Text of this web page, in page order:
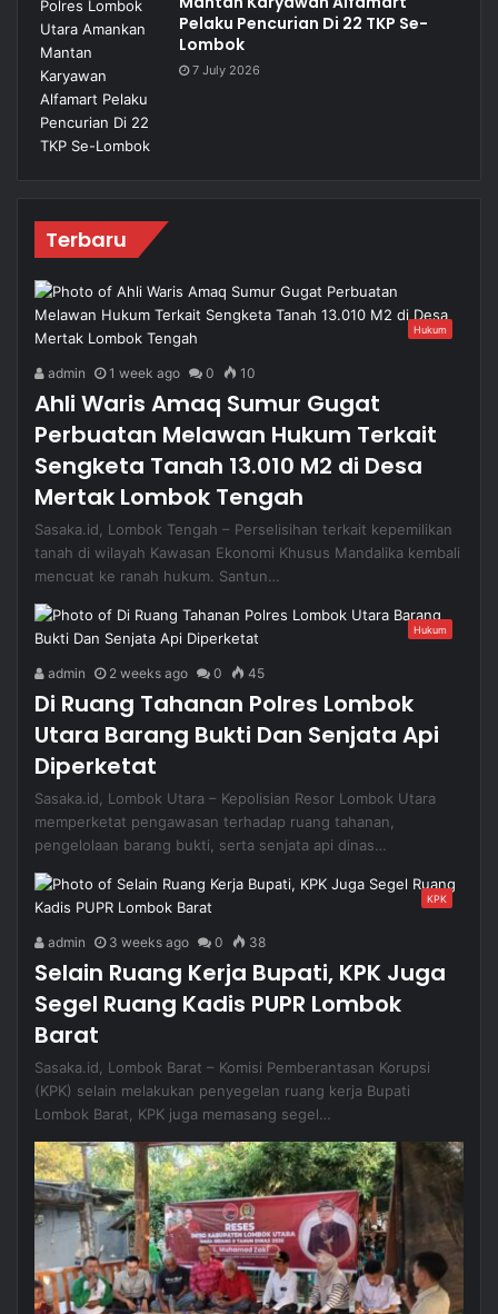
Pelaku Pencurian Di 22 TKP Se-
Lombok
7 July 2026
Terbaru
Hukum
admin 1 week ago 0 10
Ahli Waris Amaq Sumur Gugat
Perbuatan Melawan Hukum Terkait
Sengketa Tanah 13.010 M2 di Desa
Mertak Lombok Tengah
Sasaka.id, Lombok Tengah – Perselisihan terkait kepemilikan
tanah di wilayah Kawasan Ekonomi Khusus Mandalika kembali
mencuat ke ranah hukum. Santun…
Hukum
admin 2 weeks ago 0 45
Di Ruang Tahanan Polres Lombok
Utara Barang Bukti Dan Senjata Api
Diperketat
Sasaka.id, Lombok Utara – Kepolisian Resor Lombok Utara
memperketat pengawasan terhadap ruang tahanan,
pengelolaan barang bukti, serta senjata api dinas…
KPK
admin 3 weeks ago 0 38
Selain Ruang Kerja Bupati, KPK Juga
Segel Ruang Kadis PUPR Lombok
Barat
Sasaka.id, Lombok Barat – Komisi Pemberantasan Korupsi
(KPK) selain melakukan penyegelan ruang kerja Bupati
Lombok Barat, KPK juga memasang segel…